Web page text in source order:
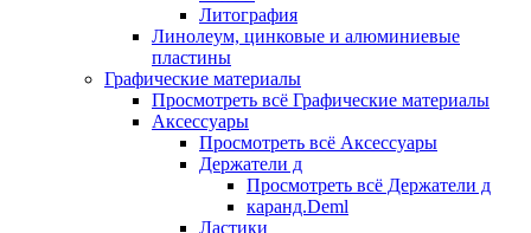
Литография
Линолеум, цинковые и алюминиевые
пластины
Графические материалы
Просмотреть всё Графические материалы
Аксессуары
Просмотреть всё Аксессуары
Держатели д
Просмотреть всё Держатели д
каранд.Deml
Ластики